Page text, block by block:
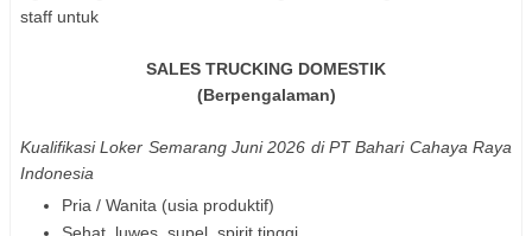
staff untuk
SALES TRUCKING DOMESTIK
(Berpengalaman)
KualifikasiLoker Semarang Juni 2026 di PT Bahari Cahaya Raya
Indonesia
Pria / Wanita (usia produktif)
Sehat, luwes, supel, spirit tinggi